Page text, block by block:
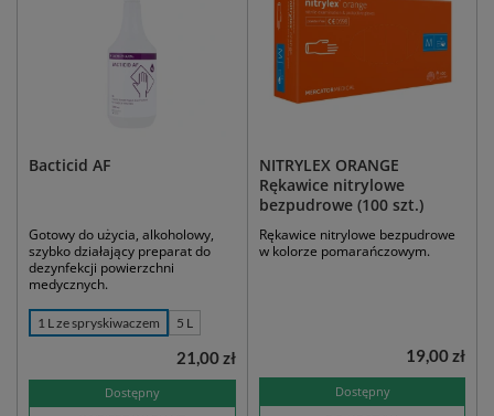
Bacticid AF
Gotowy do użycia, alkoholowy,
szybko działający preparat do
dezynfekcji powierzchni
medycznych.
1 L ze spryskiwaczem 5 L
Dostępny
21,00 zł
NITRYLEX ORANGE
Rękawice nitrylowe
bezpudrowe (100 szt.)
Rękawice nitrylowe bezpudrowe
w kolorze pomarańczowym.
Dostępny
19,00 zł